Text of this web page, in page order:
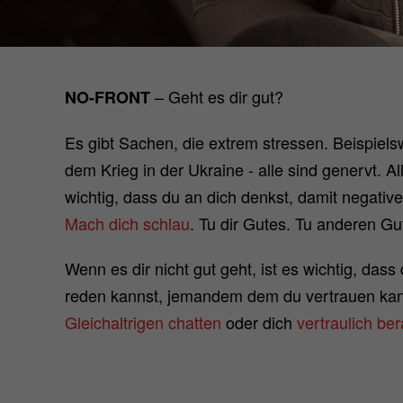
NO-FRONT– Geht es dir gut?
Es gibt Sachen, die extrem stressen.
dem Krieg in der Ukraine - alle sind genervt.
wichtig, dass du an dich denkst, damit
Mach dich schlau. Tu dir Gutes. Tu anderen
Wenn es dir nicht gut geht, ist es wichtig,
reden kannst, jemandem dem du vertrauen
Gleichaltrigen chatten oder dich vertraulich